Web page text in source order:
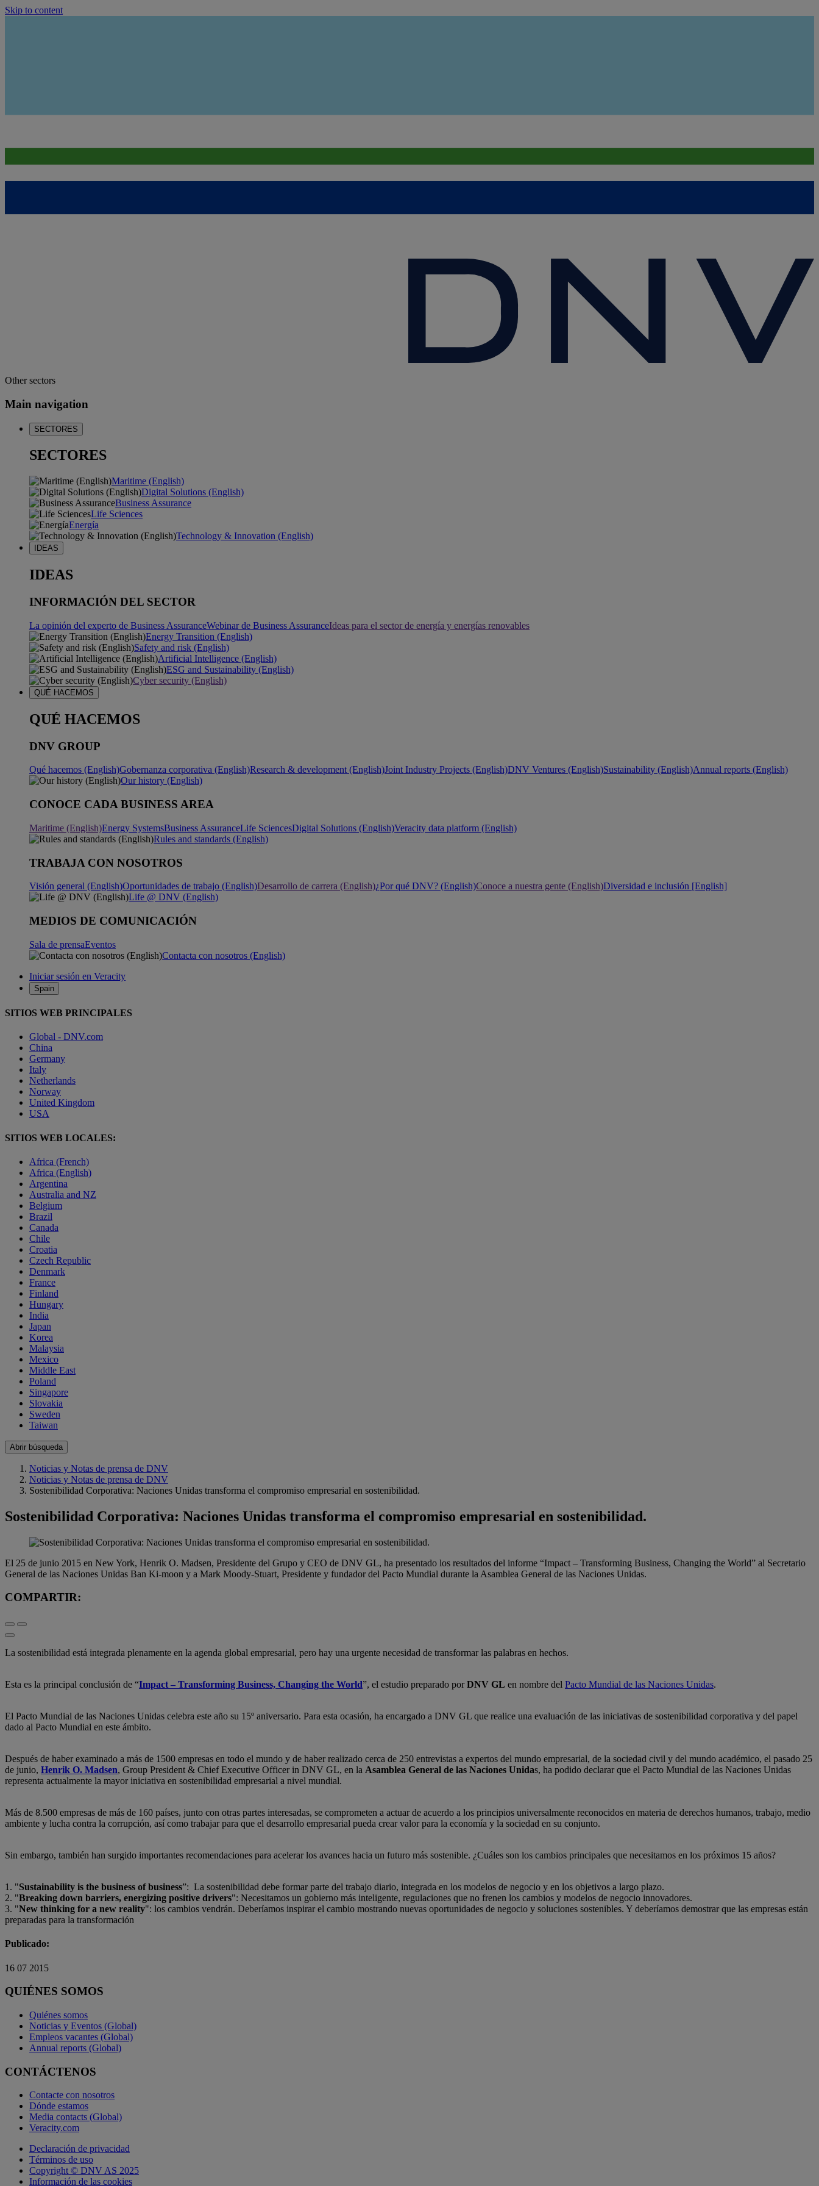
Skip to content
Other sectors
Main navigation
SECTORES
SECTORES
Maritime (English)
Digital Solutions (English)
Business Assurance
Life Sciences
Energía
Technology & Innovation (English)
IDEAS
IDEAS
INFORMACIÓN DEL SECTOR
La opinión del experto de Business AssuranceWebinar de Business AssuranceIdeas para el sector de energía y energías renovables
Energy Transition (English)
Safety and risk (English)
Artificial Intelligence (English)
ESG and Sustainability (English)
Cyber security (English)
QUÉ HACEMOS
QUÉ HACEMOS
DNV GROUP
Qué hacemos (English)Gobernanza corporativa (English)Research & development (English)Joint Industry Projects (English)DNV Ventures (English)Sustainability (English)Annual reports (English)
Our history (English)
CONOCE CADA BUSINESS AREA
Maritime (English)Energy SystemsBusiness AssuranceLife SciencesDigital Solutions (English)Veracity data platform (English)
Rules and standards (English)
TRABAJA CON NOSOTROS
Visión general (English)Oportunidades de trabajo (English)Desarrollo de carrera (English)¿Por qué DNV? (English)Conoce a nuestra gente (English)Diversidad e inclusión [English]
Life @ DNV (English)
MEDIOS DE COMUNICACIÓN
Sala de prensaEventos
Contacta con nosotros (English)
Iniciar sesión en Veracity
Spain
SITIOS WEB PRINCIPALES
Global - DNV.com
China
Germany
Italy
Netherlands
Norway
United Kingdom
USA
SITIOS WEB LOCALES:
Africa (French)
Africa (English)
Argentina
Australia and NZ
Belgium
Brazil
Canada
Chile
Croatia
Czech Republic
Denmark
France
Finland
Hungary
India
Japan
Korea
Malaysia
Mexico
Middle East
Poland
Singapore
Slovakia
Sweden
Taiwan
Abrir búsqueda
Noticias y Notas de prensa de DNV
Noticias y Notas de prensa de DNV
Sostenibilidad Corporativa: Naciones Unidas transforma el compromiso empresarial en sostenibilidad.
Sostenibilidad Corporativa: Naciones Unidas transforma el compromiso empresarial en sostenibilidad.
El 25 de junio 2015 en New York, Henrik O. Madsen, Presidente del Grupo y CEO de DNV GL, ha presentado los resultados del informe “Impact – Transforming Business, Changing the World” al Secretario
General de las Naciones Unidas Ban Ki-moon y a Mark Moody-Stuart, Presidente y fundador del Pacto Mundial durante la Asamblea General de las Naciones Unidas.
COMPARTIR:
La sostenibilidad está integrada plenamente en la agenda global empresarial, pero hay una urgente necesidad de transformar las palabras en hechos.
Esta es la principal conclusión de “Impact – Transforming Business, Changing the World”, el estudio preparado porDNV GL en nombre del Pacto Mundial de las Naciones Unidas.
El Pacto Mundial de las Naciones Unidas celebra este año su 15º aniversario. Para esta ocasión, ha encargado a DNV GL que realice una evaluación de las iniciativas de sostenibilidad corporativa y del papel
dado al Pacto Mundial en este ámbito.
Después de haber examinado a más de 1500 empresas en todo el mundo y de haber realizado cerca de 250 entrevistas a expertos del mundo empresarial, de la sociedad civil y del mundo académico, el pasado 25
de junio, Henrik O. Madsen, Group President & Chief Executive Officer in DNV GL, en la Asamblea General de las Naciones Unidas, ha podido declarar que el Pacto Mundial de las Naciones Unidas
representa actualmente la mayor iniciativa en sostenibilidad empresarial a nivel mundial.
Más de 8.500 empresas de más de 160 países, junto con otras partes interesadas, se comprometen a actuar de acuerdo a los principios universalmente reconocidos en materia de derechos humanos, trabajo, medio
ambiente y lucha contra la corrupción, así como trabajar para que el desarrollo empresarial pueda crear valor para la economía y la sociedad en su conjunto.
Sin embargo, también han surgido importantes recomendaciones para acelerar los avances hacia un futuro más sostenible. ¿Cuáles son los cambios principales que necesitamos en los próximos 15 años?
1. "Sustainability is the business of business”: La sostenibilidad debe formar parte del trabajo diario, integrada en los modelos de negocio y en los objetivos a largo plazo.
2. "Breaking down barriers, energizing positive drivers": Necesitamos un gobierno más inteligente, regulaciones que no frenen los cambios y modelos de negocio innovadores.
3. "New thinking for a new reality": los cambios vendrán. Deberíamos inspirar el cambio mostrando nuevas oportunidades de negocio y soluciones sostenibles. Y deberíamos demostrar que las empresas están
preparadas para la transformación
Publicado:
16 07 2015
QUIÉNES SOMOS
Quiénes somos
Noticias y Eventos (Global)
Empleos vacantes (Global)
Annual reports (Global)
CONTÁCTENOS
Contacte con nosotros
Dónde estamos
Media contacts (Global)
Veracity.com
Declaración de privacidad
Términos de uso
Copyright © DNV AS 2025
Información de las cookies